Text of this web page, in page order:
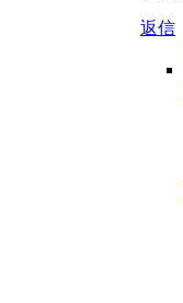
返信